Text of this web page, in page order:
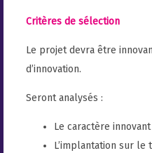
Critères de sélection
Le projet devra être
d’innovation.
Seront analysés :
Le caractère
L’implantation sur le